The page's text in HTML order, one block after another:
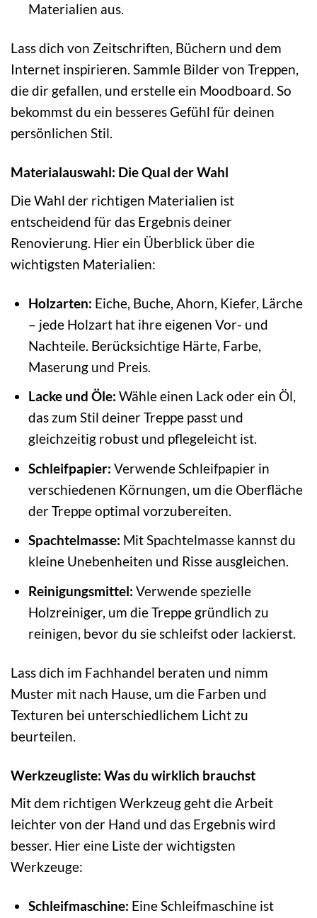
Materialien aus.
Lass dich von Zeitschriften, Büchern und dem
Internet inspirieren. Sammle Bilder von Treppen,
die dir gefallen, und erstelle ein Moodboard. So
bekommst du ein besseres Gefühl für deinen
persönlichen Stil.
Materialauswahl: Die Qual der Wahl
Die Wahl der richtigen Materialien ist
entscheidend für das Ergebnis deiner
Renovierung. Hier ein Überblick über die
wichtigsten Materialien:
Holzarten: Eiche, Buche, Ahorn, Kiefer, Lärche
– jede Holzart hat ihre eigenen Vor- und
Nachteile. Berücksichtige Härte, Farbe,
Maserung und Preis.
Lacke und Öle: Wähle einen Lack oder ein Öl,
das zum Stil deiner Treppe passt und
gleichzeitig robust und pflegeleicht ist.
Schleifpapier: Verwende Schleifpapier in
verschiedenen Körnungen, um die Oberfläche
der Treppe optimal vorzubereiten.
Spachtelmasse: Mit Spachtelmasse kannst du
kleine Unebenheiten und Risse ausgleichen.
Reinigungsmittel: Verwende spezielle
Holzreiniger, um die Treppe gründlich zu
reinigen, bevor du sie schleifst oder lackierst.
Lass dich im Fachhandel beraten und nimm
Muster mit nach Hause, um die Farben und
Texturen bei unterschiedlichem Licht zu
beurteilen.
Werkzeugliste: Was du wirklich brauchst
Mit dem richtigen Werkzeug geht die Arbeit
leichter von der Hand und das Ergebnis wird
besser. Hier eine Liste der wichtigsten
Werkzeuge:
Schleifmaschine: Eine Schleifmaschine ist